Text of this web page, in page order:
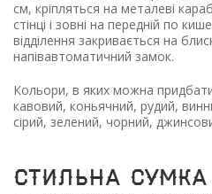
см, кріпляться на металеві
стінці і зовні на передній по
відділення закривається на
напівавтоматичний замок.
Кольори, в яких можна
кавовий, коньячний, рудий,
сірий, зелений, чорний,
Стильна сумка